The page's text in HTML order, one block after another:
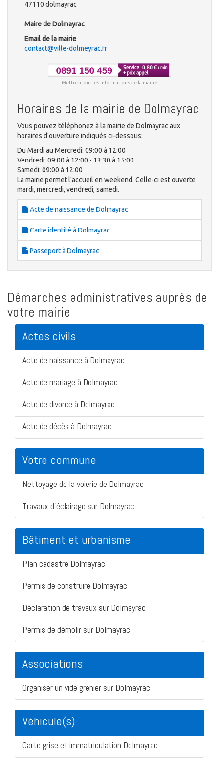
47110 dolmayrac
Maire de Dolmayrac
Email de la mairie
contact@ville-dolmeyrac.fr
Mettre à jour les informations de la mairie
Horaires de la mairie de Dolmayrac
Vous pouvez téléphonez à la mairie de Dolmayrac aux
horaires d'ouverture indiqués ci-dessous:
Du Mardi au Mercredi: 09:00 à 12:00
Vendredi: 09:00 à 12:00 - 13:30 à 15:00
Samedi: 09:00 à 12:00
La mairie permet l'accueil en weekend. Celle-ci est ouverte
mardi, mercredi, vendredi, samedi.
Acte de naissance de Dolmayrac
Carte identité à Dolmayrac
Passeport à Dolmayrac
Démarches administratives auprès de
votre mairie
Actes civils
Acte de naissance à Dolmayrac
Acte de mariage à Dolmayrac
Acte de divorce à Dolmayrac
Acte de décès à Dolmayrac
Votre commune
Nettoyage de la voierie de Dolmayrac
Travaux d'éclairage sur Dolmayrac
Bâtiment et urbanisme
Plan cadastre Dolmayrac
Permis de construire Dolmayrac
Déclaration de travaux sur Dolmayrac
Permis de démolir sur Dolmayrac
Associations
Organiser un vide grenier sur Dolmayrac
Véhicule(s)
Carte grise et immatriculation Dolmayrac